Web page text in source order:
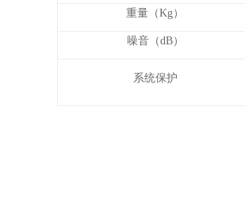
重量（Kg）
噪音（dB）
系统保护